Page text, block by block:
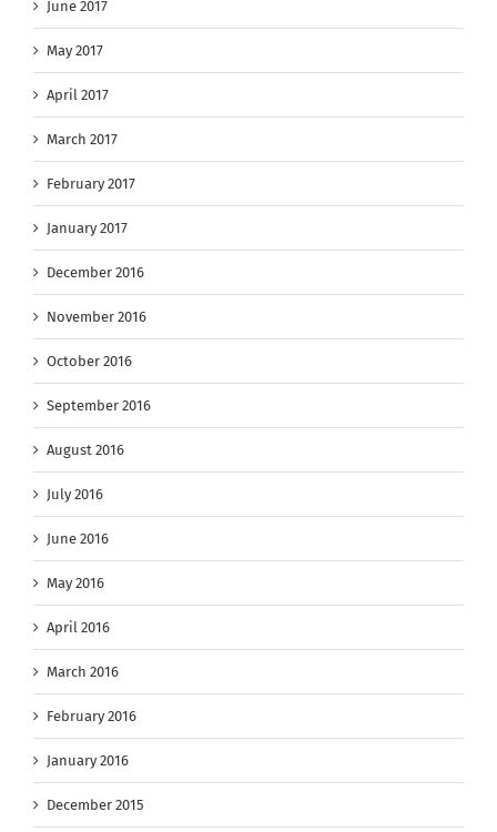
June 2017
May 2017
April 2017
March 2017
February 2017
January 2017
December 2016
November 2016
October 2016
September 2016
August 2016
July 2016
June 2016
May 2016
April 2016
March 2016
February 2016
January 2016
December 2015